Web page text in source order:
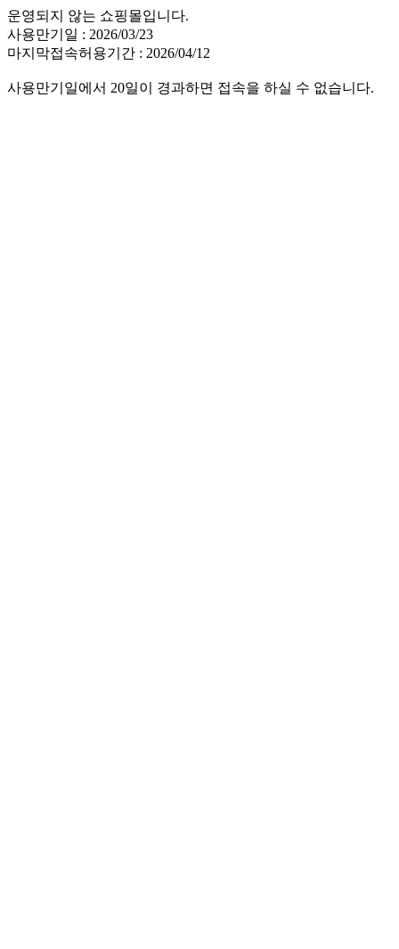
운영되지 않는 쇼핑몰입니다.
사용만기일 : 2026/03/23
마지막접속허용기간 : 2026/04/12
사용만기일에서 20일이 경과하면 접속을 하실 수 없습니다.